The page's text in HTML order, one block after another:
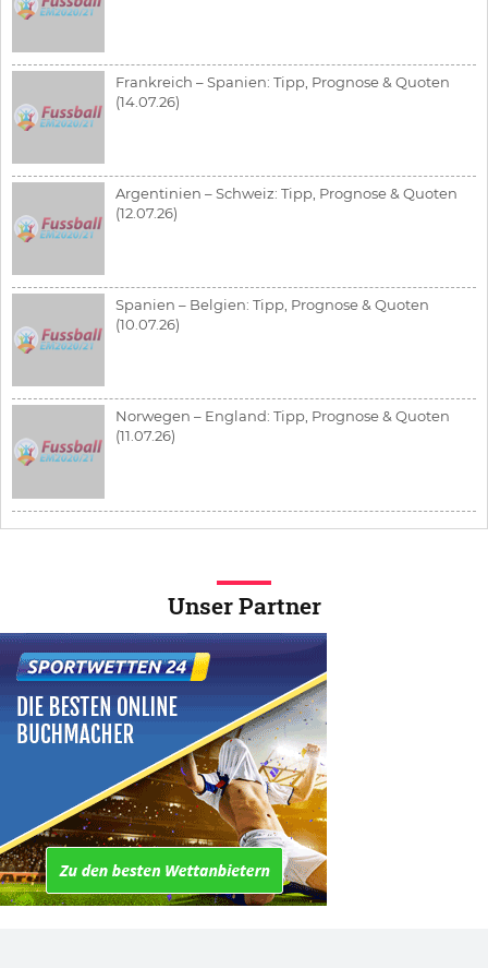
Frankreich – Spanien: Tipp, Prognose & Quoten
(14.07.26)
Argentinien – Schweiz: Tipp, Prognose & Quoten
(12.07.26)
Spanien – Belgien: Tipp, Prognose & Quoten
(10.07.26)
Norwegen – England: Tipp, Prognose & Quoten
(11.07.26)
Unser Partner